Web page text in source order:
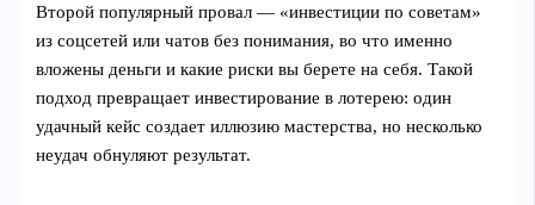
Второй популярный провал — «инвестиции по советам»
из соцсетей или чатов без понимания, во что именно
вложены деньги и какие риски вы берете на себя. Такой
подход превращает инвестирование в лотерею: один
удачный кейс создает иллюзию мастерства, но несколько
неудач обнуляют результат.